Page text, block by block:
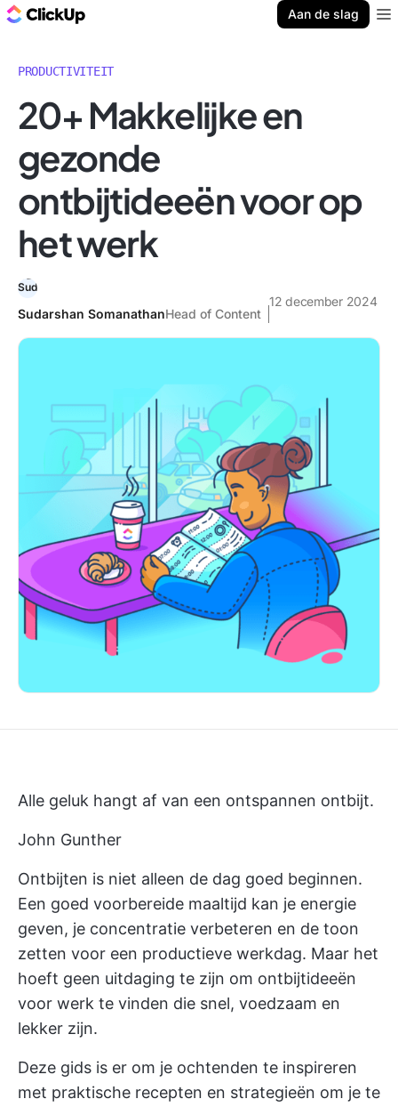
Aan de slag
PRODUCTIVITEIT
20+ Makkelijke en
gezonde
ontbijtideeën voor op
het werk
Sudarshan SomanathanHead of Content
12 december 2024
Alle geluk hangt af van een ontspannen ontbijt.
John Gunther
Ontbijten is niet alleen de dag goed beginnen.
Een goed voorbereide maaltijd kan je energie
geven, je concentratie verbeteren en de toon
zetten voor een productieve werkdag. Maar het
hoeft geen uitdaging te zijn om ontbijtideeën
voor werk te vinden die snel, voedzaam en
lekker zijn.
Deze gids is er om je ochtenden te inspireren
met praktische recepten en strategieën om je te